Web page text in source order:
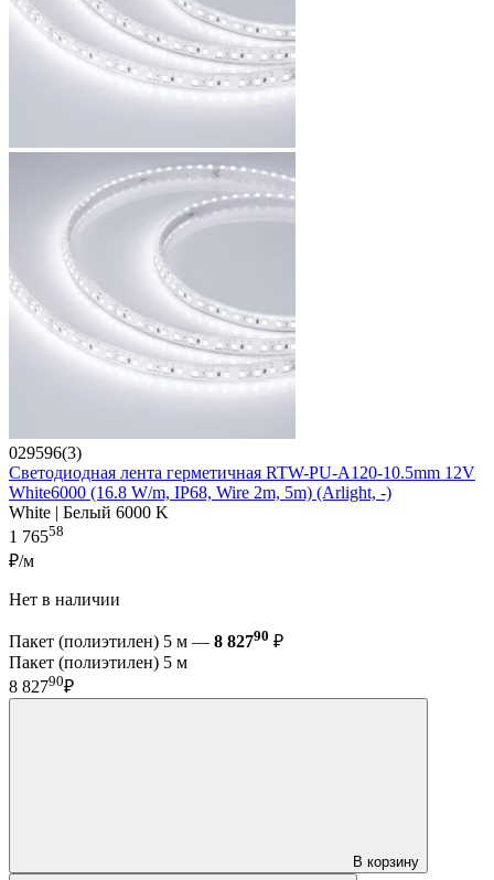
029596(3)
Светодиодная лента герметичная RTW-PU-A120-10.5mm 12V
White6000 (16.8 W/m, IP68, Wire 2m, 5m) (Arlight, -)
White | Белый 6000 K
1 76558
₽/м
Нет в наличии
Пакет (полиэтилен) 5 м — 8 82790 ₽
Пакет (полиэтилен) 5 м
8 82790₽
В корзину